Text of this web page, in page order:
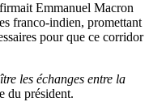
Emmanuel Macron
franco-indien, promettant
pour que ce corridor
les échanges entre la
du président.